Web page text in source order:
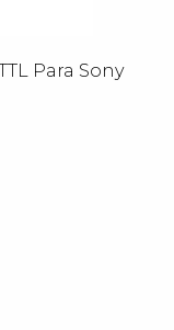
Para Sony